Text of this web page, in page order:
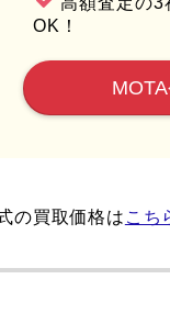
OK！
の買取価格は こち